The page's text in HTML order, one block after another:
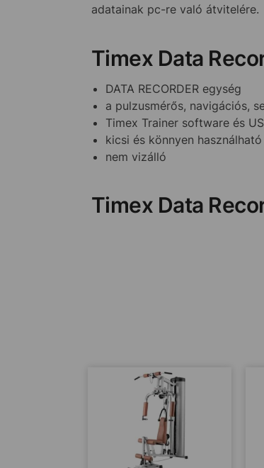
adatainak pc-re való átvitelére.
Timex Data
DATA RECORDER egység
a pulzusmérős, navigációs,
Timex Trainer software és
kicsi és könnyen használható
nem vizálló
Timex Data